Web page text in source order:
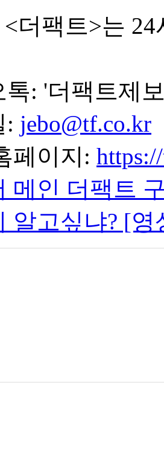
더팩트>는
톡: '더팩트제
: jebo@tf.co.kr
페이지:
메인 더팩트
알고싶냐? [